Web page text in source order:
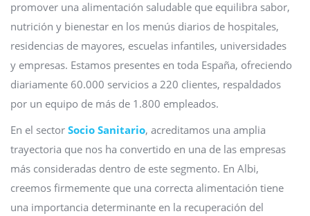
promover una alimentación saludable que equilibra sabor,
nutrición y bienestar en los menús diarios de hospitales,
residencias de mayores, escuelas infantiles, universidades
y empresas. Estamos presentes en toda España, ofreciendo
diariamente 60.000 servicios a 220 clientes, respaldados
por un equipo de más de 1.800 empleados.
En el sector Socio Sanitario, acreditamos una amplia
trayectoria que nos ha convertido en una de las empresas
más consideradas dentro de este segmento. En Albi,
creemos firmemente que una correcta alimentación tiene
una importancia determinante en la recuperación del